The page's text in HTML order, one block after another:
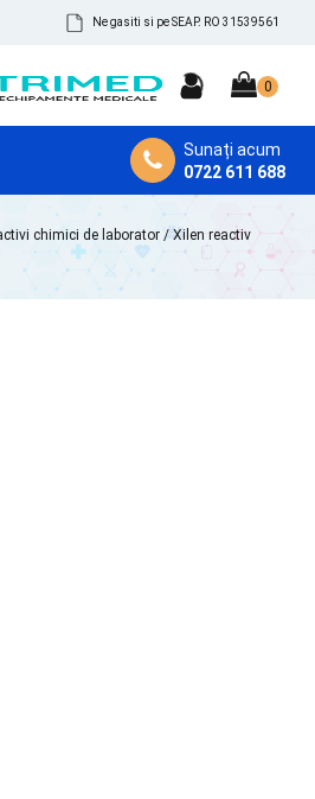
Ne gasiti si pe SEAP. RO 31539561
Sunați acum
0722 611 688
chimici de laborator / Xilen reactiv